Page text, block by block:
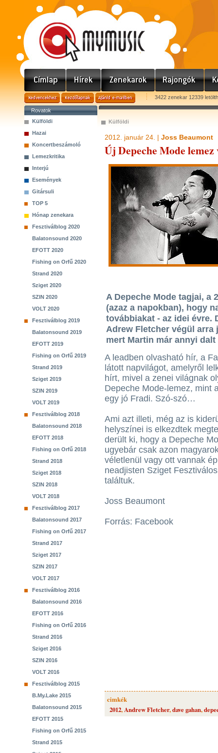
3422 zenekar 12339
Rovatok
Külföldi
Hazai
Koncertbeszámoló
Lemezkritika
Interjú
Események
Gitársuli
TOP 5
Hónap zenekara
Fesztiválblog 2020
Balatonsound 2020
EFOTT 2020
Fishing on Orfű 2020
Strand 2020
Sziget 2020
SZIN 2020
VOLT 2020
Fesztiválblog 2019
Balatonsound 2019
EFOTT 2019
Fishing on Orfű 2019
Strand 2019
Sziget 2019
SZIN 2019
VOLT 2019
Fesztiválblog 2018
Balatonsound 2018
EFOTT 2018
Fishing on Orfű 2018
Strand 2018
Sziget 2018
SZIN 2018
VOLT 2018
Fesztiválblog 2017
Balatonsound 2017
Fishing on Orfű 2017
Strand 2017
Sziget 2017
SZIN 2017
VOLT 2017
Fesztiválblog 2016
Balatonsound 2016
EFOTT 2016
Fishing on Orfű 2016
Strand 2016
Sziget 2016
SZIN 2016
VOLT 2016
Fesztiválblog 2015
B.My.Lake 2015
Balatonsound 2015
EFOTT 2015
Fishing on Orfű 2015
Strand 2015
Külföldi
2012. január 24. | Joss Beaumont
Új Depeche Mode
A Depeche Mode tagjai, a
(azaz a napokban), hogy
továbbiakat - az idei évre.
Adrew Fletcher végül
mert Martin már annyi
A leadben olvasható hír, a
látott napvilágot, amelyről
hírt, mivel a zenei világnak
Depeche Mode-lemez, mint
egy jó Fradi. Szó-szó…
Ami azt illeti, még az is
helyszínei is elkezdtek
derült ki, hogy a Depeche
ugyebár csak azon
véletlenül vagy ott vannak
neadjisten Sziget
találtuk.
Joss Beaumont
Forrás: Facebook
cimkék
2012,Andrew Fletcher,dave gahan,